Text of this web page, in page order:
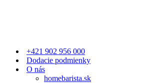
+421 902 956 000
Dodacie podmienky
O nás
homebarista.sk